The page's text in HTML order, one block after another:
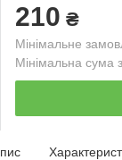
210 ₴
Мінімальне
Мінімальна сума